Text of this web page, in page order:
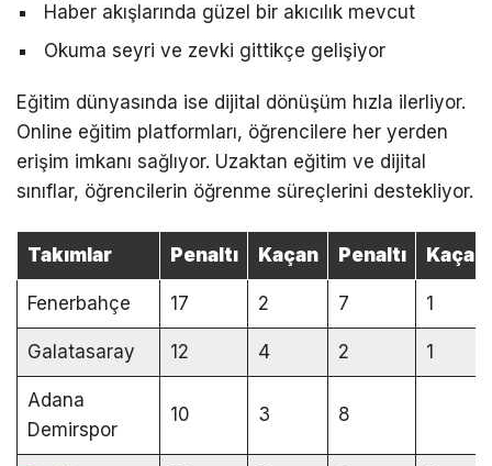
Haber akışlarında güzel bir akıcılık mevcut
Okuma seyri ve zevki gittikçe gelişiyor
Eğitim dünyasında ise dijital dönüşüm hızla ilerliyor.
Online eğitim platformları, öğrencilere her yerden
erişim imkanı sağlıyor. Uzaktan eğitim ve dijital
sınıflar, öğrencilerin öğrenme süreçlerini destekliyor.
Takımlar Penaltı Kaçan Penaltı Kaçan
Fenerbahçe 17 2 7 1
Galatasaray 12 4 2 1
Adana
Demirspor
10 3 8